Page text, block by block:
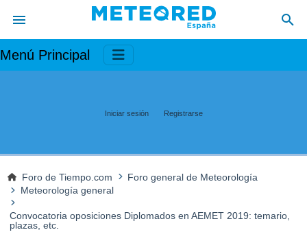
Menú Principal
Iniciar sesión Registrarse
Foro de Tiempo.com
Foro general de Meteorología
Meteorología general
Convocatoria oposiciones Diplomados en AEMET 2019: temario,
plazas, etc.